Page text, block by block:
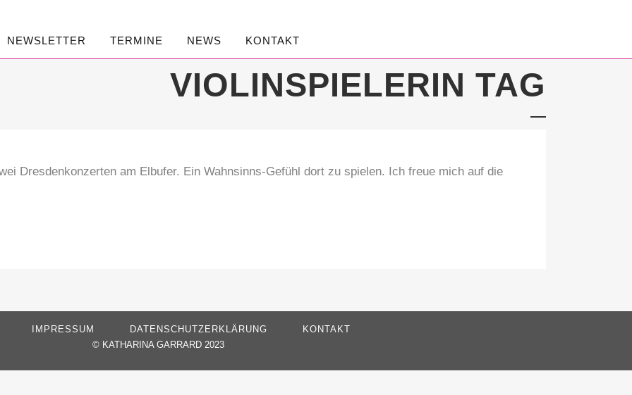
NEWSLETTER TERMINE NEWS KONTAKT
VIOLINSPIELERIN TAG
Dresdenkonzerten am Elbufer. Ein Wahnsinns-Gefühl dort zu spielen. Ich freue mich auf die
IMPRESSUM DATENSCHUTZERKLÄRUNG
KONTAKT
© KATHARINA GARRARD 2023